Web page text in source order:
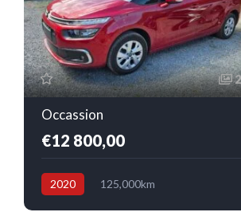
Occassion
€12 800,00
2020
125,000km